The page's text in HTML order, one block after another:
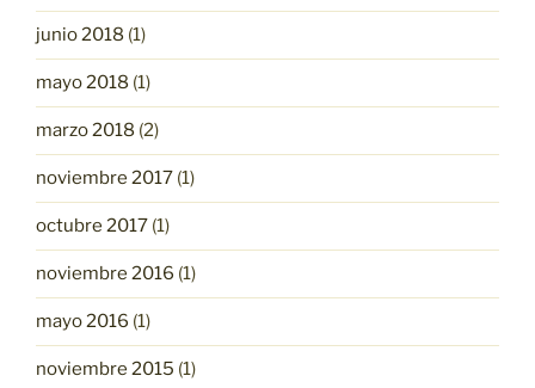
junio 2018 (1)
mayo 2018 (1)
marzo 2018 (2)
noviembre 2017 (1)
octubre 2017 (1)
noviembre 2016 (1)
mayo 2016 (1)
noviembre 2015 (1)